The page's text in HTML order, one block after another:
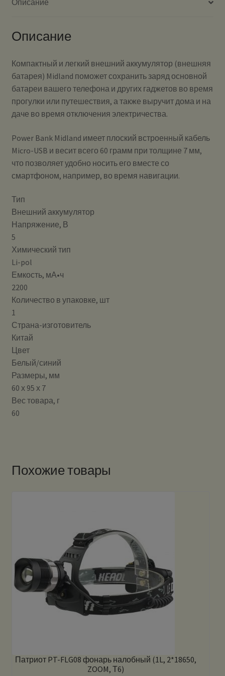
Описание
Описание
Компактный и легкий внешний аккумулятор (внешняя
батарея) Midland поможет сохранить заряд основной
батареи вашего телефона и других гаджетов во время
прогулки или путешествия, а также выручит дома и на
даче во время отключения электричества.
Power Bank Midland имеет плоский встроенный кабель
Micro-USB и весит всего 60 грамм при толщине 7 мм,
что позволяет удобно носить его вместе со
смартфоном, например, во время навигации.
Тип
Внешний аккумулятор
Напряжение, В
5
Химический тип
Li-pol
Емкость, мА•ч
2200
Количество в упаковке, шт
1
Страна-изготовитель
Китай
Цвет
Белый/синий
Размеры, мм
60 х 95 х 7
Вес товара, г
60
Похожие товары
Патриот PT-FLG08 фонарь налобный (1L, 2*18650,
ZOOM, Т6)